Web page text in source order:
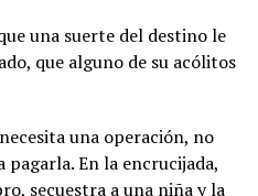
una suerte del destino le
que alguno de su acólitos
una operación, no
En la encrucijada,
secuestra a una niña y la